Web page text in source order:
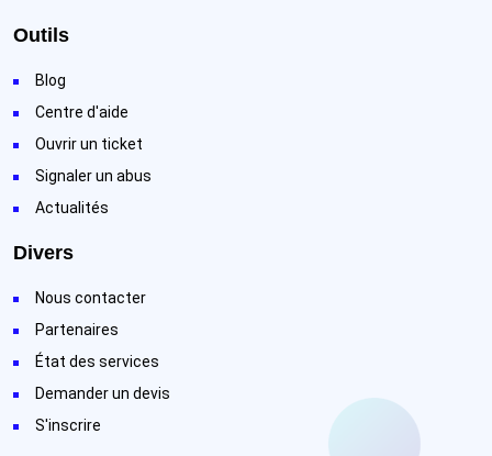
Outils
Blog
Centre d'aide
Ouvrir un ticket
Signaler un abus
Actualités
Divers
Nous contacter
Partenaires
État des services
Demander un devis
S'inscrire